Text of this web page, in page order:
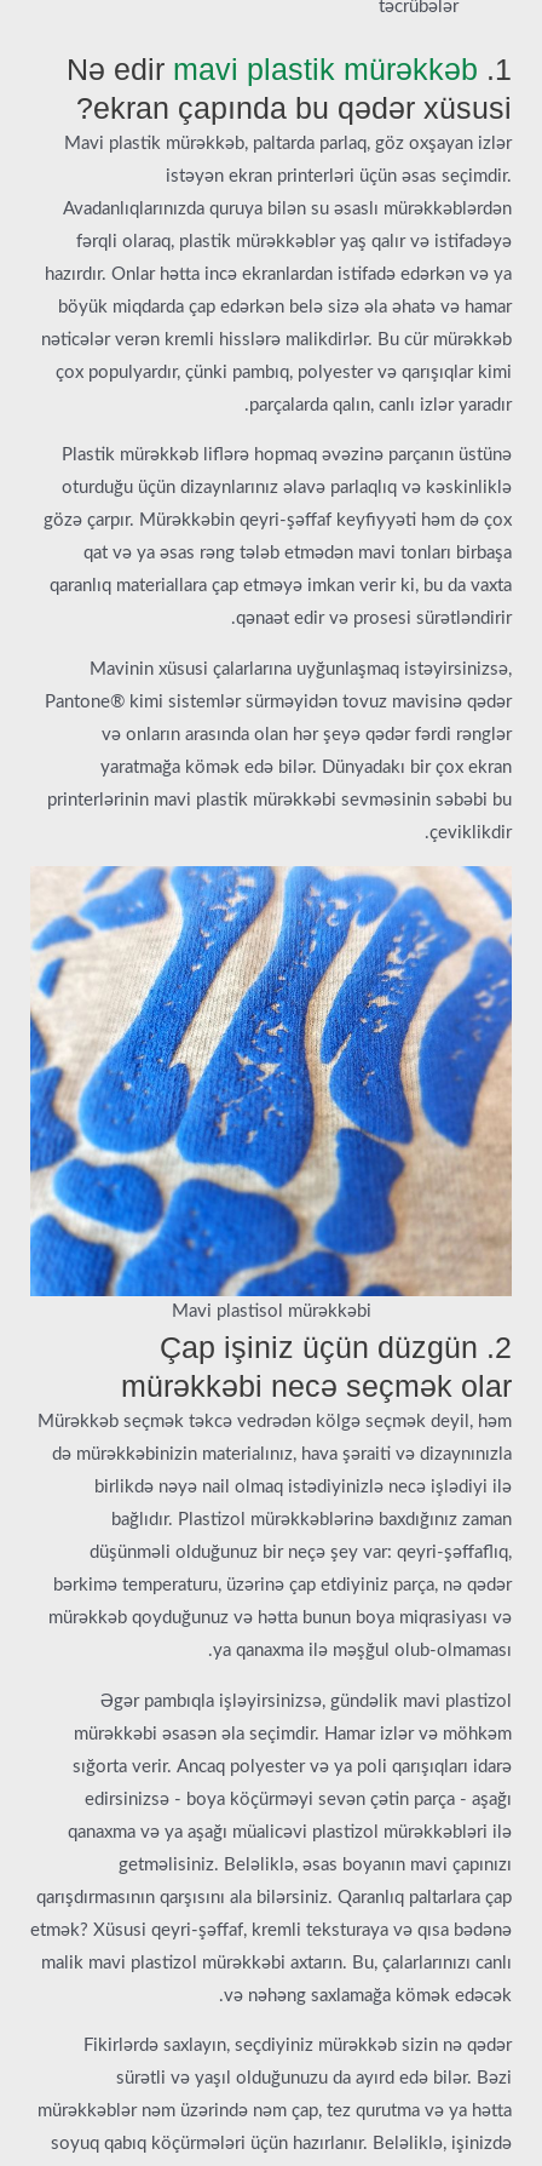
təcrübələr
1. Nə edir
mavi plastik mürəkkəb
ekran çapında bu qədər xüsusi?
Mavi plastik mürəkkəb, paltarda parlaq, göz oxşayan izlər
istəyən ekran printerləri üçün əsas seçimdir.
Avadanlıqlarınızda quruya bilən su əsaslı mürəkkəblərdən
fərqli olaraq, plastik mürəkkəblər yaş qalır və istifadəyə
hazırdır. Onlar hətta incə ekranlardan istifadə edərkən və ya
böyük miqdarda çap edərkən belə sizə əla əhatə və hamar
nəticələr verən kremli hisslərə malikdirlər. Bu cür mürəkkəb
çox populyardır, çünki pambıq, polyester və qarışıqlar kimi
parçalarda qalın, canlı izlər yaradır.
Plastik mürəkkəb liflərə hopmaq əvəzinə parçanın üstünə
oturduğu üçün dizaynlarınız əlavə parlaqlıq və kəskinliklə
gözə çarpır. Mürəkkəbin qeyri-şəffaf keyfiyyəti həm də çox
qat və ya əsas rəng tələb etmədən mavi tonları birbaşa
qaranlıq materiallara çap etməyə imkan verir ki, bu da vaxta
qənaət edir və prosesi sürətləndirir.
Mavinin xüsusi çalarlarına uyğunlaşmaq istəyirsinizsə,
Pantone® kimi sistemlər sürməyidən tovuz mavisinə qədər
və onların arasında olan hər şeyə qədər fərdi rənglər
yaratmağa kömək edə bilər. Dünyadakı bir çox ekran
printerlərinin mavi plastik mürəkkəbi sevməsinin səbəbi bu
çeviklikdir.
Mavi plastisol mürəkkəbi
2. Çap işiniz üçün düzgün
mürəkkəbi necə seçmək olar
Mürəkkəb seçmək təkcə vedrədən kölgə seçmək deyil, həm
də mürəkkəbinizin materialınız, hava şəraiti və dizaynınızla
birlikdə nəyə nail olmaq istədiyinizlə necə işlədiyi ilə
bağlıdır. Plastizol mürəkkəblərinə baxdığınız zaman
düşünməli olduğunuz bir neçə şey var: qeyri-şəffaflıq,
bərkimə temperaturu, üzərinə çap etdiyiniz parça, nə qədər
mürəkkəb qoyduğunuz və hətta bunun boya miqrasiyası və
ya qanaxma ilə məşğul olub-olmaması.
Əgər pambıqla işləyirsinizsə, gündəlik mavi plastizol
mürəkkəbi əsasən əla seçimdir. Hamar izlər və möhkəm
sığorta verir. Ancaq polyester və ya poli qarışıqları idarə
edirsinizsə - boya köçürməyi sevən çətin parça - aşağı
qanaxma və ya aşağı müalicəvi plastizol mürəkkəbləri ilə
getməlisiniz. Beləliklə, əsas boyanın mavi çapınızı
qarışdırmasının qarşısını ala bilərsiniz. Qaranlıq paltarlara çap
etmək? Xüsusi qeyri-şəffaf, kremli teksturaya və qısa bədənə
malik mavi plastizol mürəkkəbi axtarın. Bu, çalarlarınızı canlı
və nəhəng saxlamağa kömək edəcək.
Fikirlərdə saxlayın, seçdiyiniz mürəkkəb sizin nə qədər
sürətli və yaşıl olduğunuzu da ayırd edə bilər. Bəzi
mürəkkəblər nəm üzərində nəm çap, tez qurutma və ya hətta
soyuq qabıq köçürmələri üçün hazırlanır. Beləliklə, işinizdə